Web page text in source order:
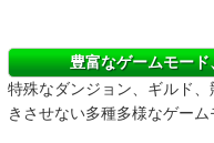
豊富なゲームモー
特殊なダンジョン、ギルド
きさせない多種多様なゲーム